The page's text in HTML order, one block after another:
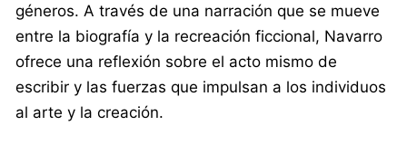
géneros. A través de una narración que se mueve
entre la biografía y la recreación ficcional, Navarro
ofrece una reflexión sobre el acto mismo de
escribir y las fuerzas que impulsan a los individuos
al arte y la creación.